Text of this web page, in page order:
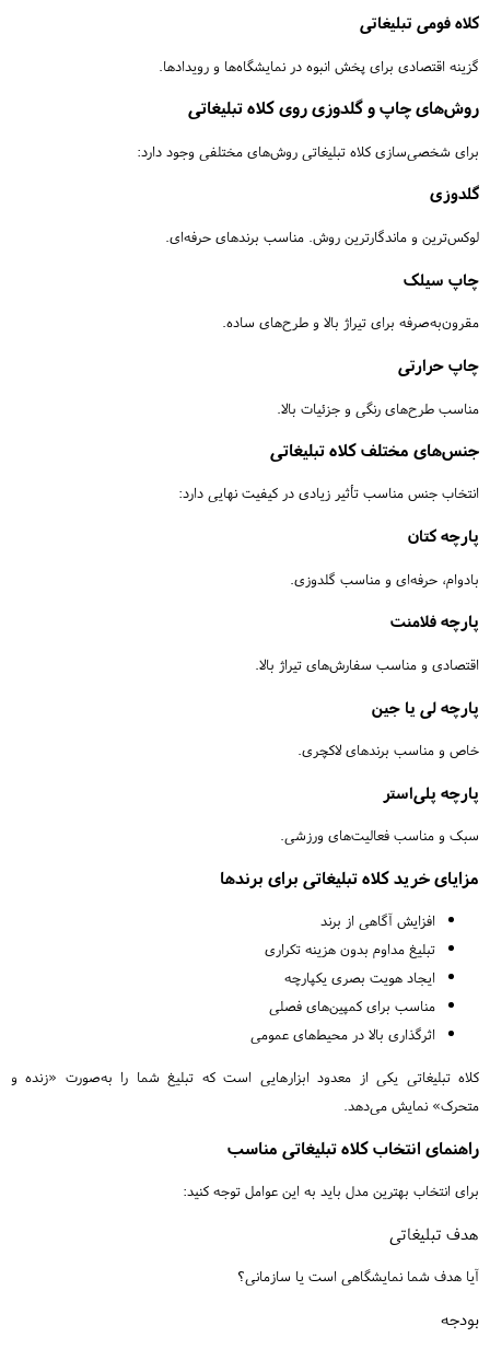
کلاه فومی تبلیغاتی
گزینه اقتصادی برای پخش انبوه در نمایشگاه‌ها و رویدادها.
روش‌های چاپ و گلدوزی روی کلاه تبلیغاتی
برای شخصی‌سازی کلاه تبلیغاتی روش‌های مختلفی وجود دارد:
گلدوزی
لوکس‌ترین و ماندگارترین روش. مناسب برندهای حرفه‌ای.
چاپ سیلک
مقرون‌به‌صرفه برای تیراژ بالا و طرح‌های ساده.
چاپ حرارتی
مناسب طرح‌های رنگی و جزئیات بالا.
جنس‌های مختلف کلاه تبلیغاتی
انتخاب جنس مناسب تأثیر زیادی در کیفیت نهایی دارد:
پارچه کتان
بادوام، حرفه‌ای و مناسب گلدوزی.
پارچه فلامنت
اقتصادی و مناسب سفارش‌های تیراژ بالا.
پارچه لی یا جین
خاص و مناسب برندهای لاکچری.
پارچه پلی‌استر
سبک و مناسب فعالیت‌های ورزشی.
مزایای خرید کلاه تبلیغاتی برای برندها
افزایش آگاهی از برند
تبلیغ مداوم بدون هزینه تکراری
ایجاد هویت بصری یکپارچه
مناسب برای کمپین‌های فصلی
اثرگذاری بالا در محیط‌های عمومی
کلاه تبلیغاتی یکی از معدود ابزارهایی است که تبلیغ شما را به‌صورت «زنده و
متحرک» نمایش می‌دهد.
راهنمای انتخاب کلاه تبلیغاتی مناسب
برای انتخاب بهترین مدل باید به این عوامل توجه کنید:
هدف تبلیغاتی
آیا هدف شما نمایشگاهی است یا سازمانی؟
بودجه